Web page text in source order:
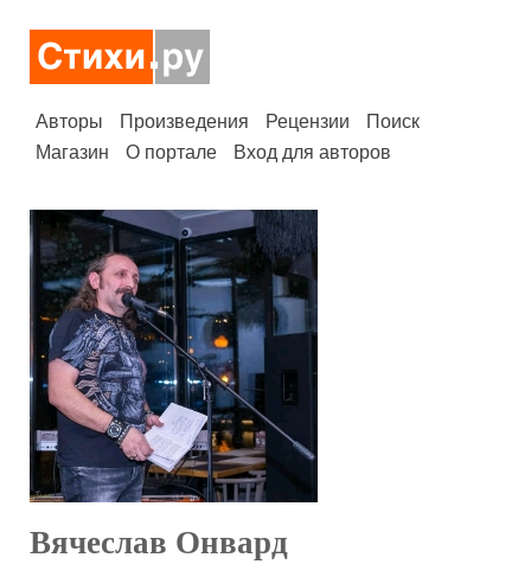
Авторы Произведения Рецензии
Поиск
Магазин
О портале Вход для авторов
Вячеслав Онвард